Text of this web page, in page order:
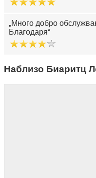
Много добро
Благодаря
Наблизо Биаритц